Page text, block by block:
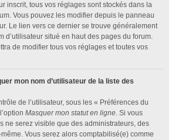
inscrit, tous vos réglages sont stockés dans la
Vous pouvez les modifier depuis le panneau
Le lien vers ce dernier se trouve généralement
d’utilisateur situé en haut des pages du forum.
de modifier tous vos réglages et toutes vos
mon nom d’utilisateur de la liste des
de l’utilisateur, sous les « Préférences du
Masquer mon statut en ligne. Si vous
ne serez visible que des administrateurs, des
Vous serez alors comptabilisé(e) comme